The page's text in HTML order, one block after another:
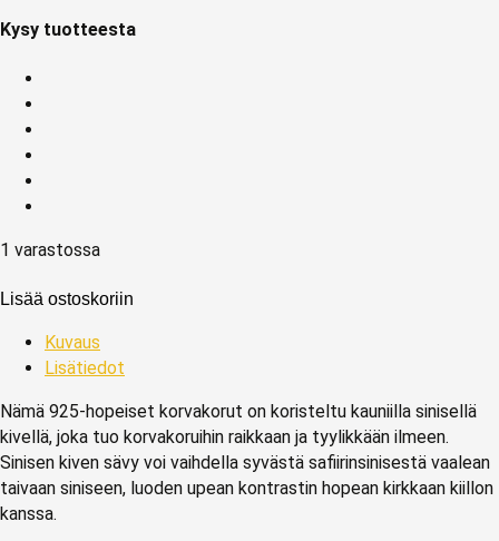
Kysy tuotteesta
1 varastossa
Lisää ostoskoriin
Kuvaus
Lisätiedot
Nämä 925-hopeiset korvakorut on koristeltu kauniilla sinisellä
kivellä, joka tuo korvakoruihin raikkaan ja tyylikkään ilmeen.
Sinisen kiven sävy voi vaihdella syvästä safiirinsinisestä vaalean
taivaan siniseen, luoden upean kontrastin hopean kirkkaan kiillon
kanssa.